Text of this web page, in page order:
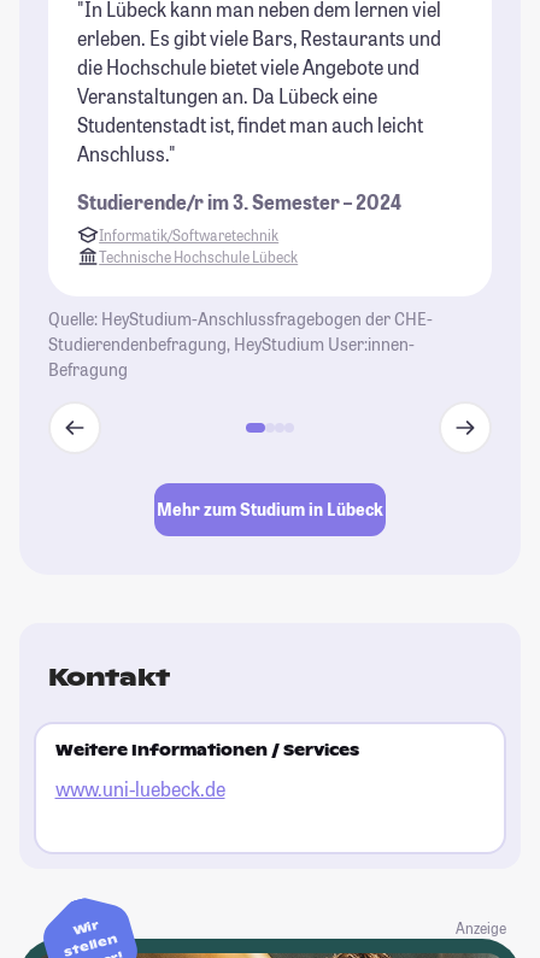
"In Lübeck kann man neben dem lernen viel
erleben. Es gibt viele Bars, Restaurants und
die Hochschule bietet viele Angebote und
Veranstaltungen an. Da Lübeck eine
Studentenstadt ist, findet man auch leicht
Anschluss."
Studierende/r im 3. Semester – 2024
Informatik/Softwaretechnik
Technische Hochschule Lübeck
Quelle: HeyStudium-Anschlussfragebogen der CHE-
Studierendenbefragung, HeyStudium User:innen-
Befragung
Mehr zum Studium in Lübeck
Kontakt
Weitere Informationen / Services
www.uni-luebeck.de
Anzeige
Wir
stellen